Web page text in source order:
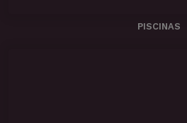
PISCINAS